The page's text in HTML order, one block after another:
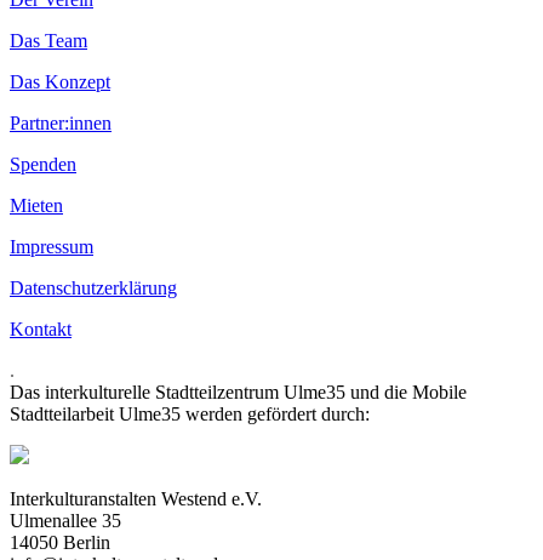
Das Team
Das Konzept
Partner:innen
Spenden
Mieten
Impressum
Datenschutzerklärung
Kontakt
.
Das interkulturelle Stadtteilzentrum Ulme35 und die Mobile
Stadtteilarbeit Ulme35 werden gefördert durch:
Interkulturanstalten Westend e.V.
Ulmenallee 35
14050 Berlin